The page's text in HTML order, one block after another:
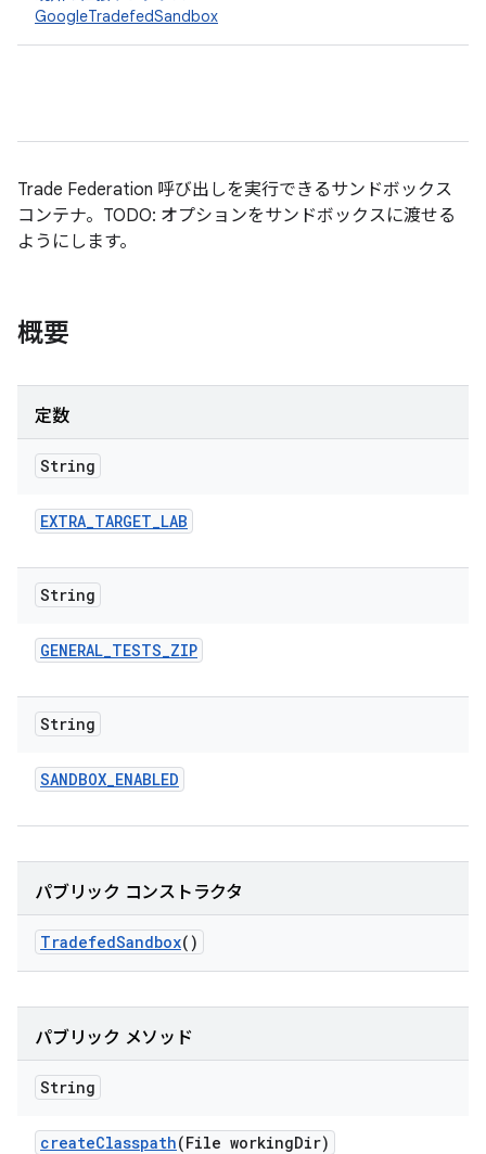
GoogleTradefedSandbox
Trade Federation 呼び出しを実行できるサンドボックス
コンテナ。TODO: オプションをサンドボックスに渡せる
ようにします。
概要
定数
String
EXTRA_TARGET_LAB
String
GENERAL_TESTS_ZIP
String
SANDBOX_ENABLED
パブリック コンストラクタ
TradefedSandbox()
パブリック メソッド
String
createClasspath(File workingDir)